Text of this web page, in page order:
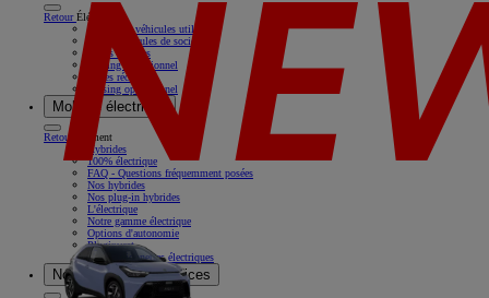
RetourÉlément
Nos offres véhicules utilitaires
Offres véhicules de société
Offres récentes
Leasing opérationnel
Offres récentes
Leasing opérationnel
Mobilité électrique
Retour
Élément
Hybrides
100% électrique
FAQ - Questions fréquemment posées
Nos hybrides
Nos plug-in hybrides
L'électrique
Notre gamme électrique
Options d'autonomie
Pluginvest
Nos camionnettes électriques
Nos solutions & services